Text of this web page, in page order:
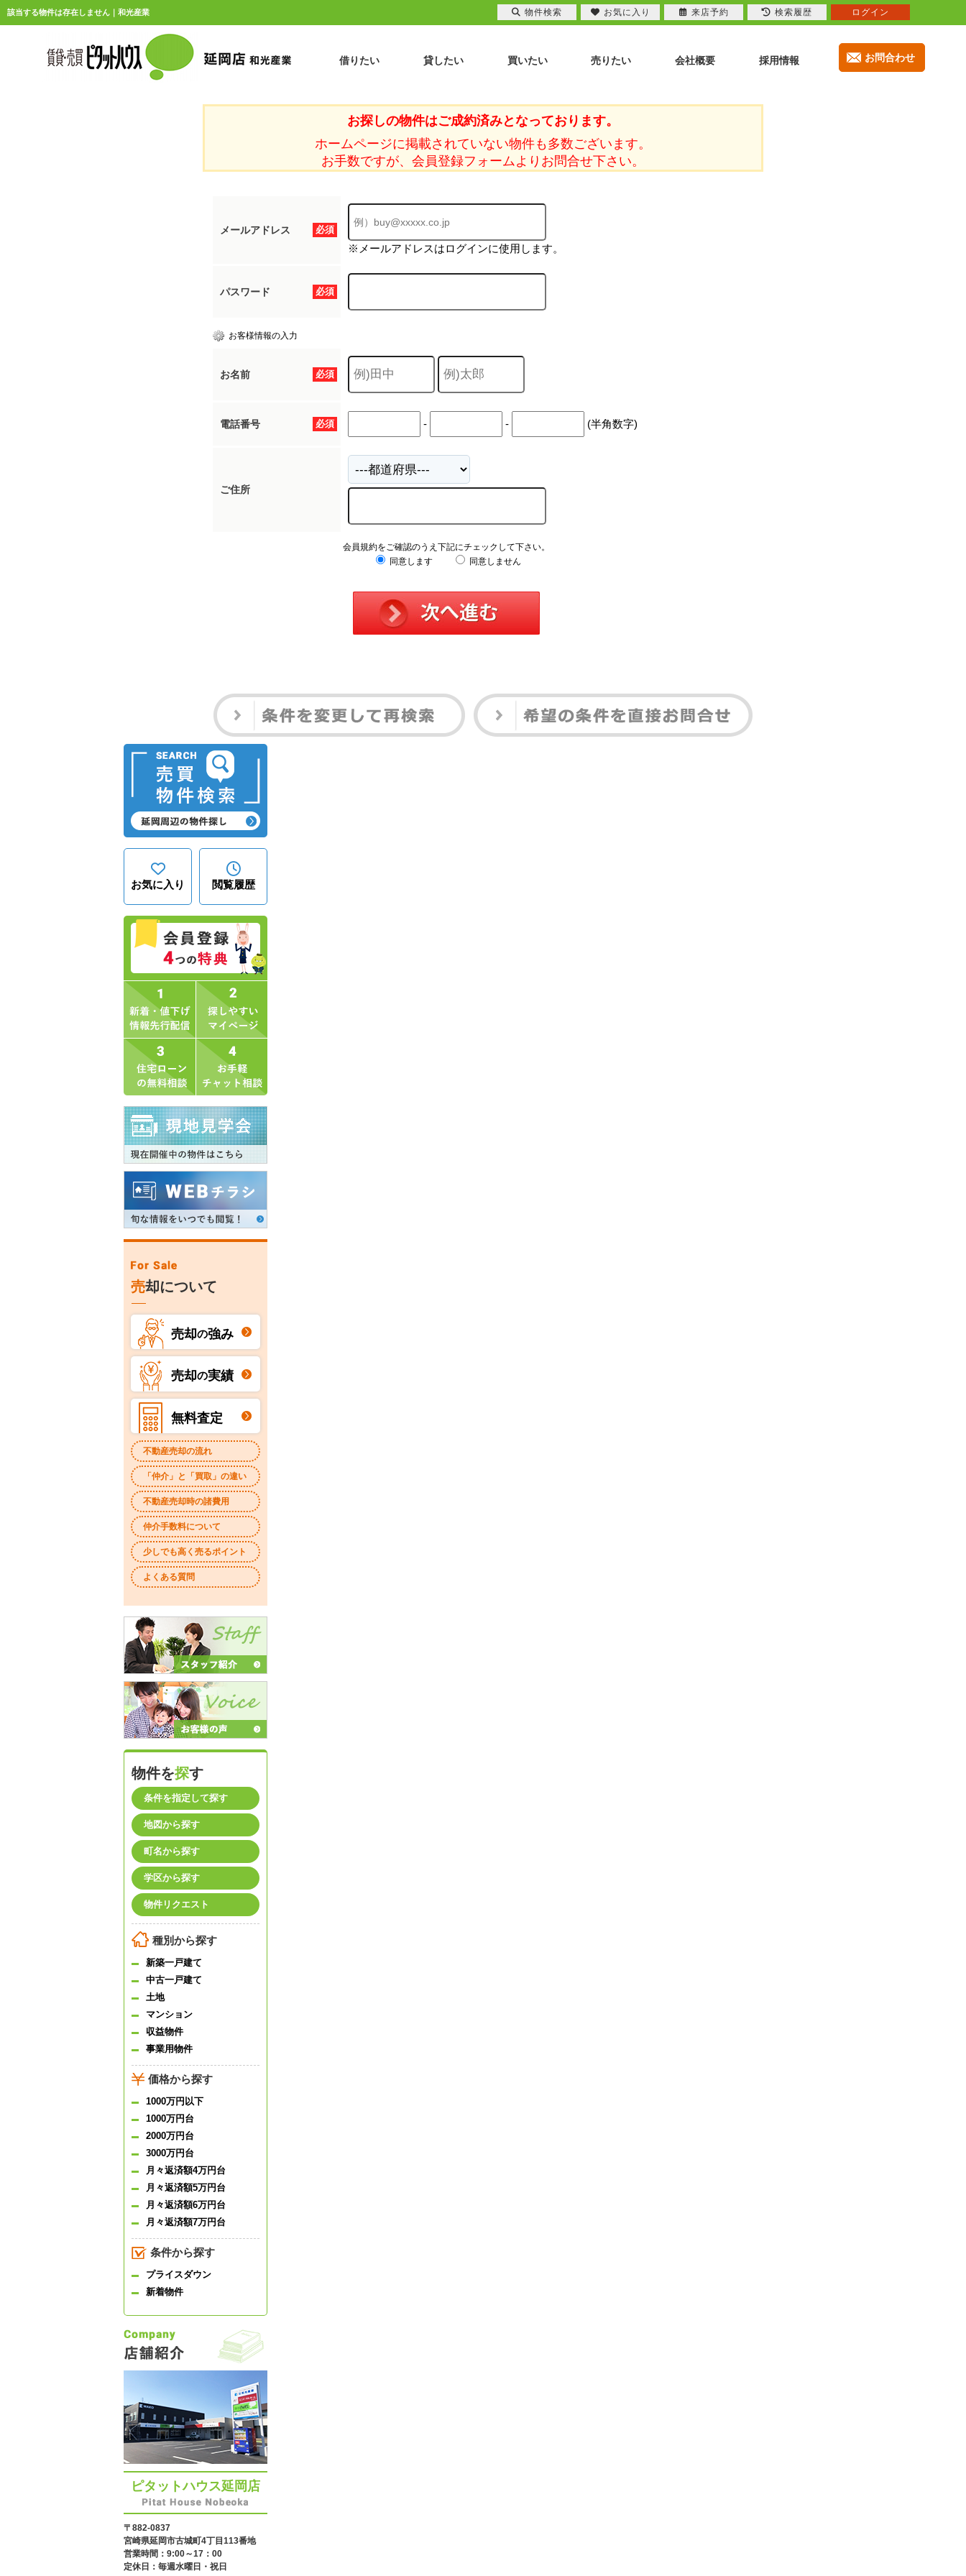
該当する物件は存在しません｜和光産業
お問合わせ
借りたい 貸したい 買いたい 売りたい 会社概要 採用情報
お探しの物件はご成約済みとなっております。
ホームページに掲載されていない物件も多数ございます。
お手数ですが、会員登録フォームよりお問合せ下さい。
必須
メールアドレス
※メールアドレスはログインに使用します。
必須
パスワード
お客様情報の入力
必須
お名前
必須
電話番号 - - (半角数字)
ご住所
会員規約をご確認のうえ下記にチェックして下さい。
同意します
同意しません
お気に入り 閲覧履歴
売却について
売却の強み
売却の実績
無料査定
不動産売却の流れ
「仲介」と「買取」の違い
不動産売却時の諸費用
仲介手数料について
少しでも高く売るポイント
よくある質問
物件を探す
条件を指定して探す
地図から探す
町名から探す
学区から探す
物件リクエスト
種別から探す
新築一戸建て
中古一戸建て
土地
マンション
収益物件
事業用物件
価格から探す
1000万円以下
1000万円台
2000万円台
3000万円台
月々返済額4万円台
月々返済額5万円台
月々返済額6万円台
月々返済額7万円台
条件から探す
プライスダウン
新着物件
ピタットハウス延岡店
〒882-0837
宮崎県延岡市古城町4丁目113番地
営業時間：9:00～17：00
定休日：毎週水曜日・祝日
物件検索 お気に入り 来店予約 検索履歴 ログイン